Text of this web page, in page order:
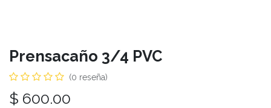
Prensacaño 3/4 PVC
(0 reseña)
$ 600.00